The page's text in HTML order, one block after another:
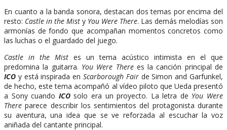
En cuanto a la banda sonora, destacan dos temas por encima del
resto: Castle in the Mist y You Were There. Las demás melodías son
armonías de fondo que acompañan momentos concretos como
las luchas o el guardado del juego.
Castle in the Mist es un tema acústico intimista en el que
predomina la guitarra. You Were Therees la canción principal de
ICO y está inspirada en Scarborough Fairde Simon and Garfunkel,
de hecho, este tema acompañó al vídeo piloto que Ueda presentó
a Sony cuando ICOsolo era un proyecto. La letra de You Were
There parece describir los sentimientos del protagonista durante
su aventura, una idea que se ve reforzada al escuchar la voz
aniñada del cantante principal.